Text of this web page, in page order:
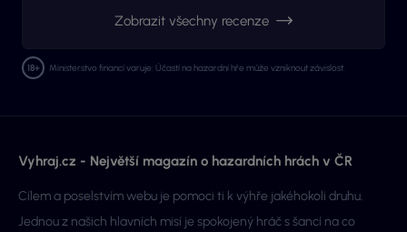
Zobrazit všechny recenze
Ministerstvo financí varuje: Účastí na hazardní hře může vzniknout závislost.
Vyhraj.cz - Největší magazín o hazardních hrách v ČR
Cílem a poselstvím webu je pomoci ti k výhře jakéhokoli druhu.
Jednou z našich hlavních misí je spokojený hráč s šancí na co